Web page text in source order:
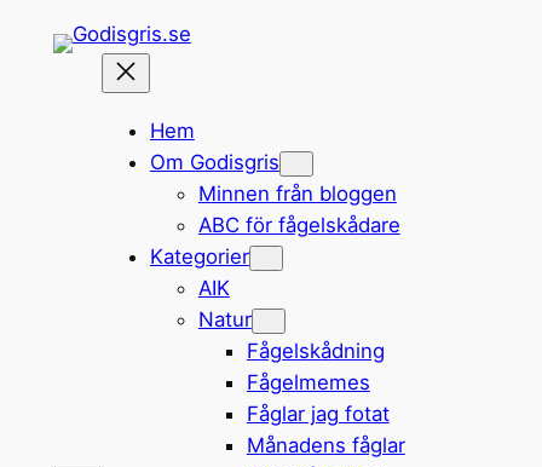
Hem
Om Godisgris
Minnen från bloggen
ABC för fågelskådare
Kategorier
AIK
Natur
Fågelskådning
Fågelmemes
Fåglar jag fotat
Månadens fåglar